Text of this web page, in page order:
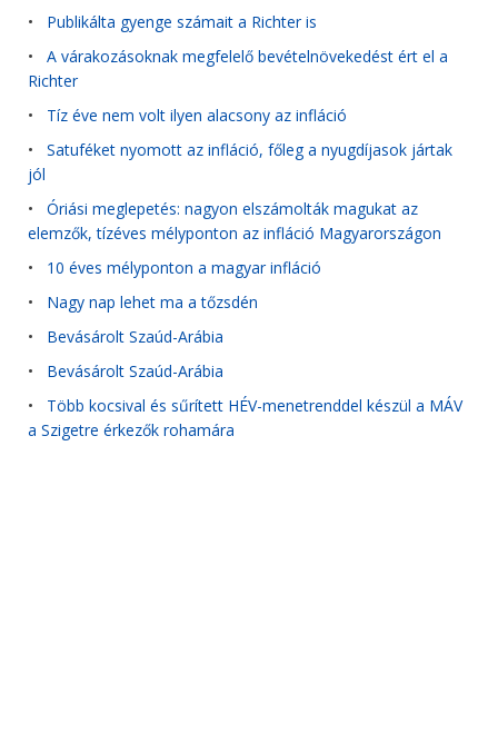
• Publikálta gyenge számait a Richter is
• A várakozásoknak megfelelő bevételnövekedést ért el a
Richter
• Tíz éve nem volt ilyen alacsony az infláció
• Satuféket nyomott az infláció, főleg a nyugdíjasok jártak
jól
• Óriási meglepetés: nagyon elszámolták magukat az
elemzők, tízéves mélyponton az infláció Magyarországon
• 10 éves mélyponton a magyar infláció
• Nagy nap lehet ma a tőzsdén
• Bevásárolt Szaúd-Arábia
• Bevásárolt Szaúd-Arábia
• Több kocsival és sűrített HÉV-menetrenddel készül a MÁV
a Szigetre érkezők rohamára